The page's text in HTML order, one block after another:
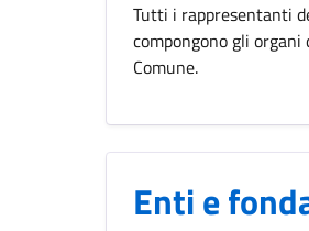
Tutti i rappresentanti
compongono gli
Comune.
Enti e